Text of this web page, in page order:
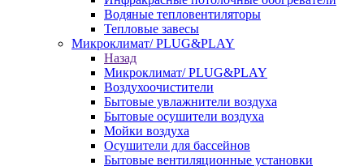
Водяные тепловентиляторы
Тепловые завесы
Микроклимат/ PLUG&PLAY
Назад
Микроклимат/ PLUG&PLAY
Воздухоочистители
Бытовые увлажнители воздуха
Бытовые осушители воздуха
Мойки воздуха
Осушители для бассейнов
Бытовые вентиляционные установки